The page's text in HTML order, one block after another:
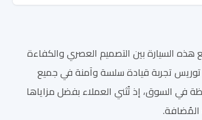
توريس واحدة من أبرز الموديلات في سوق السيارات، حيث تم إطلاقها في عام 2021. تجمع هذه السيارة بين التصميم العصري والكفاءة
توريس تجربة قيادة سلسة وآمنة في جميع
في السوق، إذ تُثني العملاء بفضل مزاياها
المُضافة.